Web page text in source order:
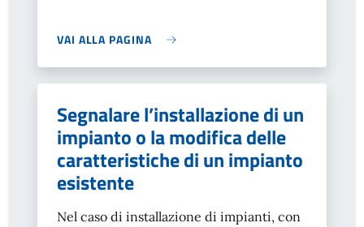
VAI ALLA PAGINA
Segnalare l’installazione di un
impianto o la modifica delle
caratteristiche di un impianto
esistente
Nel caso di installazione di impianti, con